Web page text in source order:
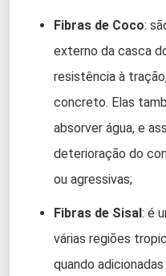
Fibras de Coco:
externo da casca
resistência à
concreto. Elas
absorver água, e
deterioração do
ou agressivas;
Fibras de Sisal: é
várias regiões
quando